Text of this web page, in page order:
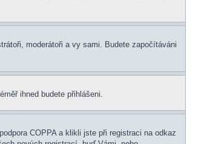
moderátoři a vy sami. Budete započítáváni
ihned budete přihlášeni.
COPPA a klikli jste při registraci na odkaz